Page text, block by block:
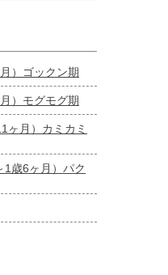
）ゴックン期
）モグモグ期
ヶ月）カミカミ
1歳6ヶ月）パク